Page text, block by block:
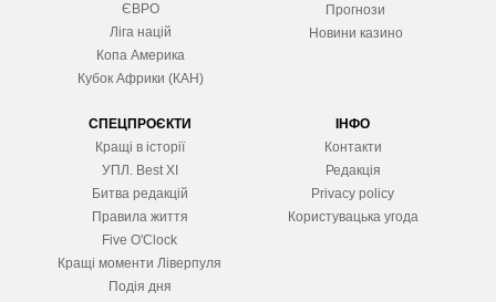
ЄВРО
Ліга націй
Копа Америка
Кубок Африки (КАН)
Прогнози
Новини казино
СПЕЦПРОЄКТИ
Кращі в історії
УПЛ. Best XІ
Битва редакцій
Правила життя
Five O'Clock
Кращі моменти Ліверпуля
Подія дня
ІНФО
Контакти
Редакція
Privacy policy
Користувацька угода